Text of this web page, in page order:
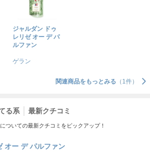
ジャルダン ドゥ
レリゼ オー デ パ
ルファン
ゲラン
関連商品をもっとみる （1件）
る系 最新クチコミ
ついての最新クチコミをピックアップ！
オー デ パルファン